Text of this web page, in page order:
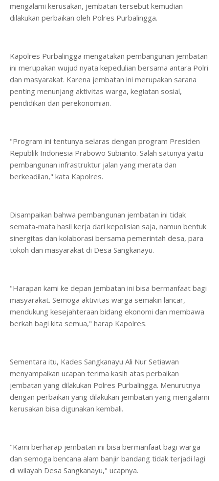
mengalami kerusakan, jembatan tersebut kemudian
dilakukan perbaikan oleh Polres Purbalingga.
Kapolres Purbalingga mengatakan pembangunan jembatan
ini merupakan wujud nyata kepedulian bersama antara Polri
dan masyarakat. Karena jembatan ini merupakan sarana
penting menunjang aktivitas warga, kegiatan sosial,
pendidikan dan perekonomian.
"Program ini tentunya selaras dengan program Presiden
Republik Indonesia Prabowo Subianto. Salah satunya yaitu
pembangunan infrastruktur jalan yang merata dan
berkeadilan," kata Kapolres.
Disampaikan bahwa pembangunan jembatan ini tidak
semata-mata hasil kerja dari kepolisian saja, namun bentuk
sinergitas dan kolaborasi bersama pemerintah desa, para
tokoh dan masyarakat di Desa Sangkanayu.
"Harapan kami ke depan jembatan ini bisa bermanfaat bagi
masyarakat. Semoga aktivitas warga semakin lancar,
mendukung kesejahteraan bidang ekonomi dan membawa
berkah bagi kita semua," harap Kapolres.
Sementara itu, Kades Sangkanayu Ali Nur Setiawan
menyampaikan ucapan terima kasih atas perbaikan
jembatan yang dilakukan Polres Purbalingga. Menurutnya
dengan perbaikan yang dilakukan jembatan yang mengalami
kerusakan bisa digunakan kembali.
"Kami berharap jembatan ini bisa bermanfaat bagi warga
dan semoga bencana alam banjir bandang tidak terjadi lagi
di wilayah Desa Sangkanayu," ucapnya.